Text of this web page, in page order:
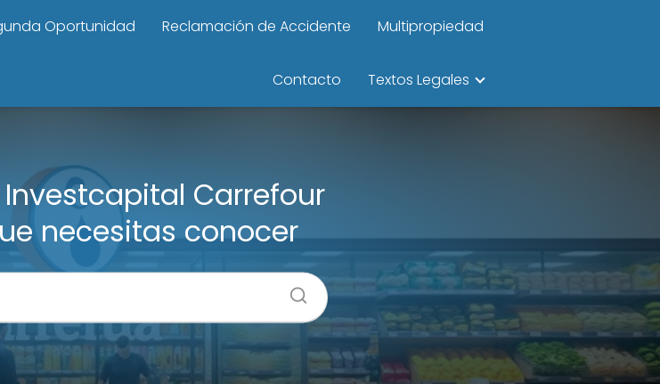
Oportunidad Reclamación de Accidente Multipropiedad
Contacto Textos Legales
Carrefour
necesitas conocer